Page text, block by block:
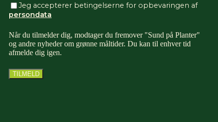
Jeg accepterer betingelserne for opbevaringen af
persondata
Når du tilmelder dig, modtager du fremover "Sund på Planter"
og andre nyheder om grønne måltider. Du kan til enhver tid
afmelde dig igen.